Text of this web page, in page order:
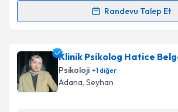
Takvim Talebini
Randevu Talep Et
Randevu Takvimi Talebi
Uzm. Dr. İsmail Özveriçin randevu
oluşturun. Size bu uzmandan randevu
takvim hazırlandığında e-posta ile
Klinik Psikolog Hatice
Psikoloji +1diğer
Adana, Seyhan